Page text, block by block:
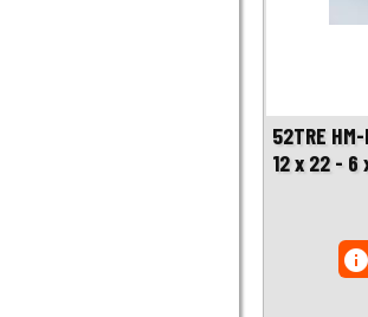
52TRE
12 x 22 - 6